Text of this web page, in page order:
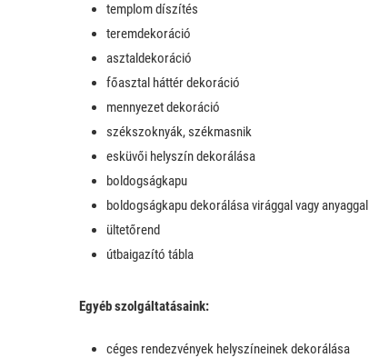
templom díszítés
teremdekoráció
asztaldekoráció
főasztal háttér dekoráció
mennyezet dekoráció
székszoknyák, székmasnik
esküvői helyszín dekorálása
boldogságkapu
boldogságkapu dekorálása virággal vagy anyaggal
ültetőrend
útbaigazító tábla
Egyéb szolgáltatásaink:
céges rendezvények helyszíneinek dekorálása